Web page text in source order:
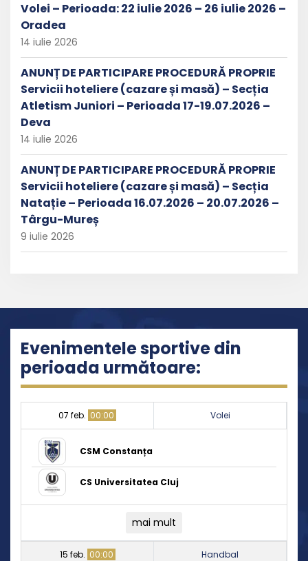
Volei – Perioada: 22 iulie 2026 – 26 iulie 2026 –
Oradea
14 iulie 2026
ANUNȚ DE PARTICIPARE PROCEDURĂ PROPRIE
Servicii hoteliere (cazare și masă) – Secția
Atletism Juniori – Perioada 17-19.07.2026 –
Deva
14 iulie 2026
ANUNȚ DE PARTICIPARE PROCEDURĂ PROPRIE
Servicii hoteliere (cazare și masă) – Secția
Natație – Perioada 16.07.2026 – 20.07.2026 –
Târgu-Mureș
9 iulie 2026
Evenimentele sportive din
perioada următoare:
07 feb. 00:00 Volei
CSM Constanța
CS Universitatea Cluj
mai mult
15 feb. 00:00 Handbal